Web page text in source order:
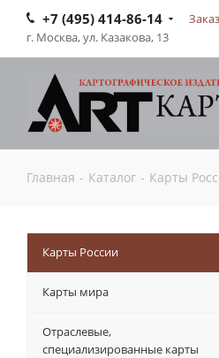
+7 (495) 414-86-14
г. Москва, ул. Казакова, 13
Главная - Каталог - Карты
Карты России
Карты мира
Отраслевые,
специализированные карты